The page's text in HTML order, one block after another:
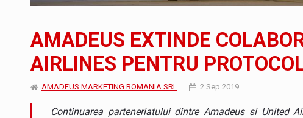
STIRI RANGE ROVER DEZVALUIE AL CINCILEA MEMBRU
STIRI Noul Mercedes-Benz VLE este acum disponibil
STIRI JAECOO 5 SHS-H a ajuns in Romania
ARTICOLE Proteinmaxxing and the Future of Protein Demand
AMADEUS EXTINDE
AIRLINES PENTRU
AMADEUS MARKETING ROMANIA SRL 2 Sep 2019
Continuarea parteneriatului dintre Amadeus si United